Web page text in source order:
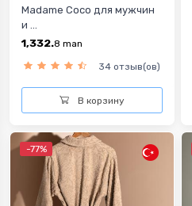
Madame Coco для мужчин
и ...
1,332.8 man
34 отзыв(ов)
В корзину
-77%